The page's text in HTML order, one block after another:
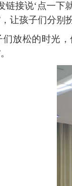
链接说‘点一下
让孩子们分别
们放松的时光